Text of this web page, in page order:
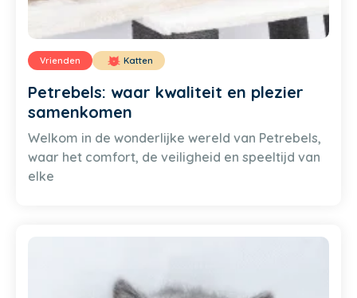
Vrienden Katten
Petrebels: waar kwaliteit en plezier
samenkomen
Welkom in de wonderlijke wereld van Petrebels,
waar het comfort, de veiligheid en speeltijd van
elke